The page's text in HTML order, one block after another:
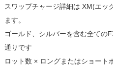
スワップチャージ詳細は XM(エッ
ます。
ゴールド、シルバーを含む全ての
通りです
ロット数 × ロングまたはショート